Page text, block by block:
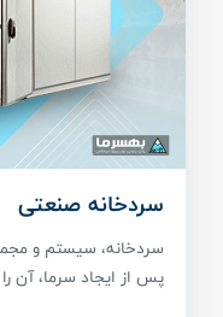
سردخانه صنعتی
سردخانه، سیستم و
پس از ایجاد سرما، آن